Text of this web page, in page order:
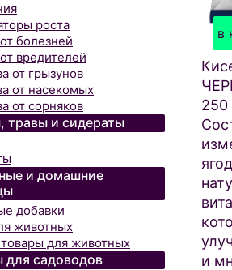
роста
болезней
вредителей
от грызунов
от насекомых
от сорняков
травы и сидераты
и домашние
добавки
животных
для животных
для садоводов
в
и